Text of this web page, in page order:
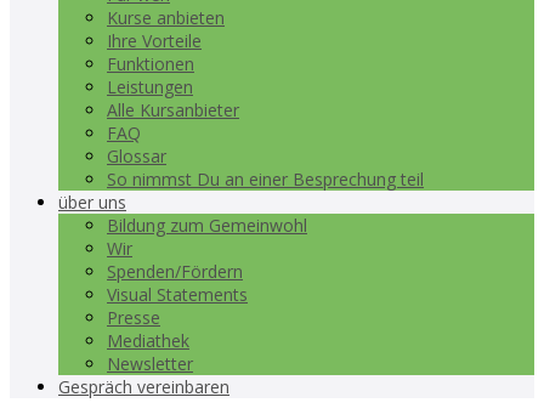
Kurse anbieten
Ihre Vorteile
Funktionen
Leistungen
Alle Kursanbieter
FAQ
Glossar
So nimmst Du an einer Besprechung teil
über uns
Bildung zum Gemeinwohl
Wir
Spenden/Fördern
Visual Statements
Presse
Mediathek
Newsletter
Gespräch vereinbaren